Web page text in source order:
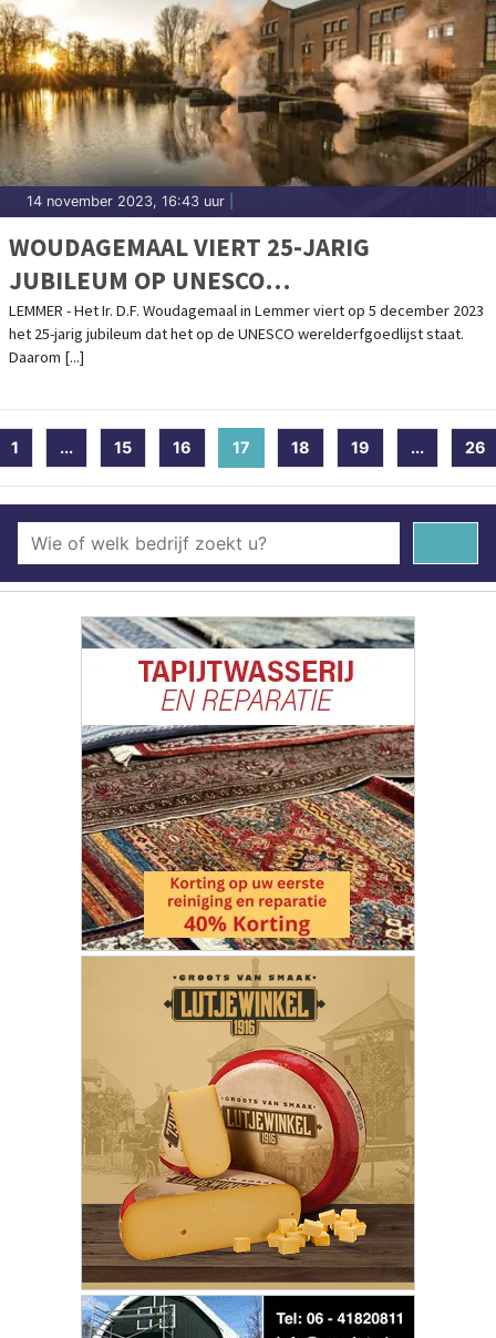
14 november 2023, 16:43 uur
WOUDAGEMAAL VIERT 25-JARIG
JUBILEUM OP UNESCO
WERELDERFGOEDLIJST
LEMMER - Het Ir. D.F. Woudagemaal in Lemmer viert op 5 december 2023
het 25-jarig jubileum dat het op de UNESCO werelderfgoedlijst staat.
Daarom [...]
1 ... 15 16 17 (current)
18 19 ... 26